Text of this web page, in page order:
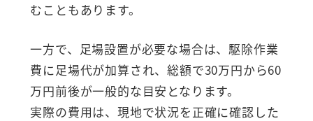
むこともあります。
一方で、足場設置が必要な場合は、駆除作業
費に足場代が加算され、総額で30万円から60
万円前後が一般的な目安となります。
実際の費用は、現地で状況を正確に確認した